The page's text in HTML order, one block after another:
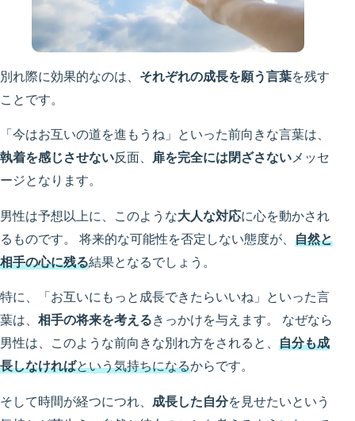
別れ際に効果的なのは、 それぞれの成長を願う言葉を残す
ことです。
「今はお互いの道を進もうね」といった前向きな言葉は、
執着を感じさせない反面、 扉を完全には閉ざさないメッセ
ージとなります。
男性は予想以上に、このような大人な対応に心を動かされ
るものです。 将来的な可能性を否定しない態度が、 自然と
相手の心に残る結果となるでしょう。
特に、「お互いにもっと成長できたらいいね」といった言
葉は、 相手の将来を考えるきっかけを与えます。 なぜなら
男性は、このような前向きな別れ方をされると、 自分も成
長しなければという気持ちになるからです。
そして時間が経つにつれ、 成長した自分を見せたいという